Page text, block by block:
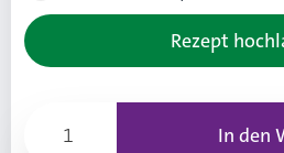
Rezept
In den